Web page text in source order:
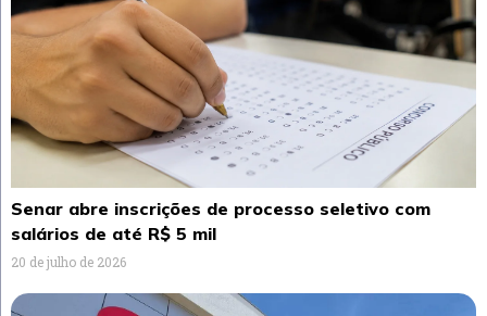
Senar abre inscrições de processo seletivo com
salários de até R$ 5 mil
20 de julho de 2026